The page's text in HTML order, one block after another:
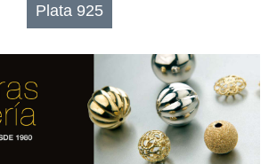
Plata 925